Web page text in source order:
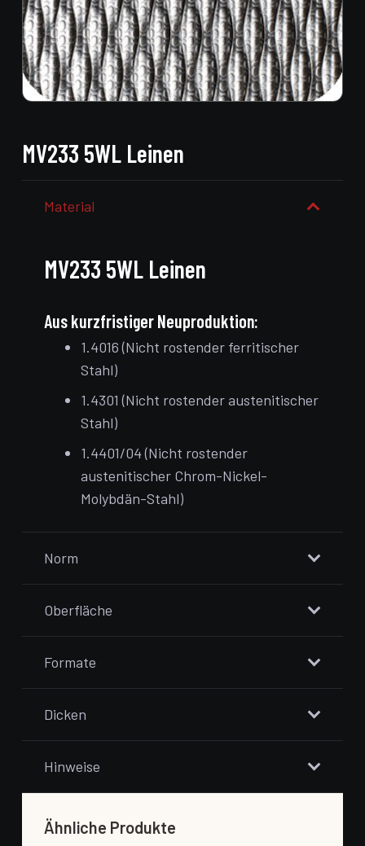
MV233 5WL Leinen
Material
MV233 5WL Leinen
Aus kurzfristiger Neuproduktion:
1.4016 (Nicht rostender ferritischer
Stahl)
1.4301 (Nicht rostender austenitischer
Stahl)
1.4401/04 (Nicht rostender
austenitischer Chrom-Nickel-
Molybdän-Stahl)
Norm
Oberfläche
Formate
Dicken
Hinweise
Ähnliche Produkte